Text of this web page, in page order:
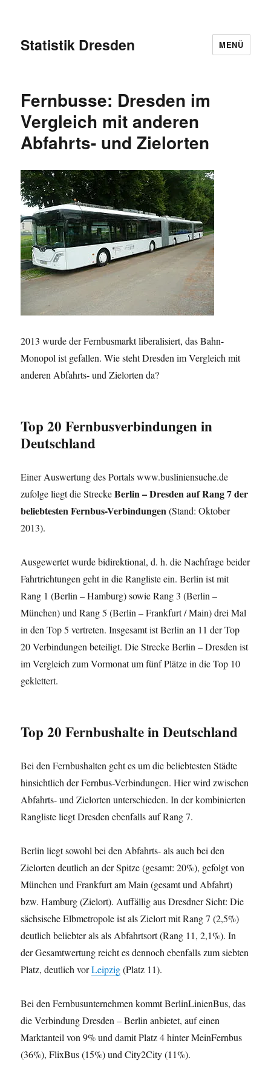
Statistik Dresden MENÜ
Fernbusse: Dresden im
Vergleich mit anderen
Abfahrts- und Zielorten
2013 wurde der Fernbusmarkt liberalisiert, das Bahn-
Monopol ist gefallen. Wie steht Dresden im Vergleich mit
anderen Abfahrts- und Zielorten da?
Top 20 Fernbusverbindungen in
Deutschland
Einer Auswertung des Portals www.busliniensuche.de
zufolge liegt die StreckeBerlin – Dresden auf Rang 7 der
beliebtesten Fernbus-Verbindungen(Stand: Oktober
2013).
Ausgewertet wurde bidirektional, d. h. die Nachfrage beider
Fahrtrichtungen geht in die Rangliste ein. Berlin ist mit
Rang 1 (Berlin – Hamburg) sowie Rang 3 (Berlin –
München) und Rang 5 (Berlin – Frankfurt / Main) drei Mal
in den Top 5 vertreten. Insgesamt ist Berlin an 11 der Top
20 Verbindungen beteiligt. Die Strecke Berlin – Dresden ist
im Vergleich zum Vormonat um fünf Plätze in die Top 10
geklettert.
Top 20 Fernbushalte in Deutschland
Bei den Fernbushalten geht es um die beliebtesten Städte
hinsichtlich der Fernbus-Verbindungen. Hier wird zwischen
Abfahrts- und Zielorten unterschieden. In der kombinierten
Rangliste liegt Dresden ebenfalls auf Rang 7.
Berlin liegt sowohl bei den Abfahrts- als auch bei den
Zielorten deutlich an der Spitze (gesamt: 20%), gefolgt von
München und Frankfurt am Main (gesamt und Abfahrt)
bzw. Hamburg (Zielort). Auffällig aus Dresdner Sicht: Die
sächsische Elbmetropole ist als Zielort mit Rang 7 (2,5%)
deutlich beliebter als als Abfahrtsort (Rang 11, 2,1%). In
der Gesamtwertung reicht es dennoch ebenfalls zum siebten
Platz, deutlich vorLeipzig(Platz 11).
Bei den Fernbusunternehmen kommt BerlinLinienBus, das
die Verbindung Dresden – Berlin anbietet, auf einen
Marktanteil von 9% und damit Platz 4 hinter MeinFernbus
(36%), FlixBus (15%) und City2City (11%).